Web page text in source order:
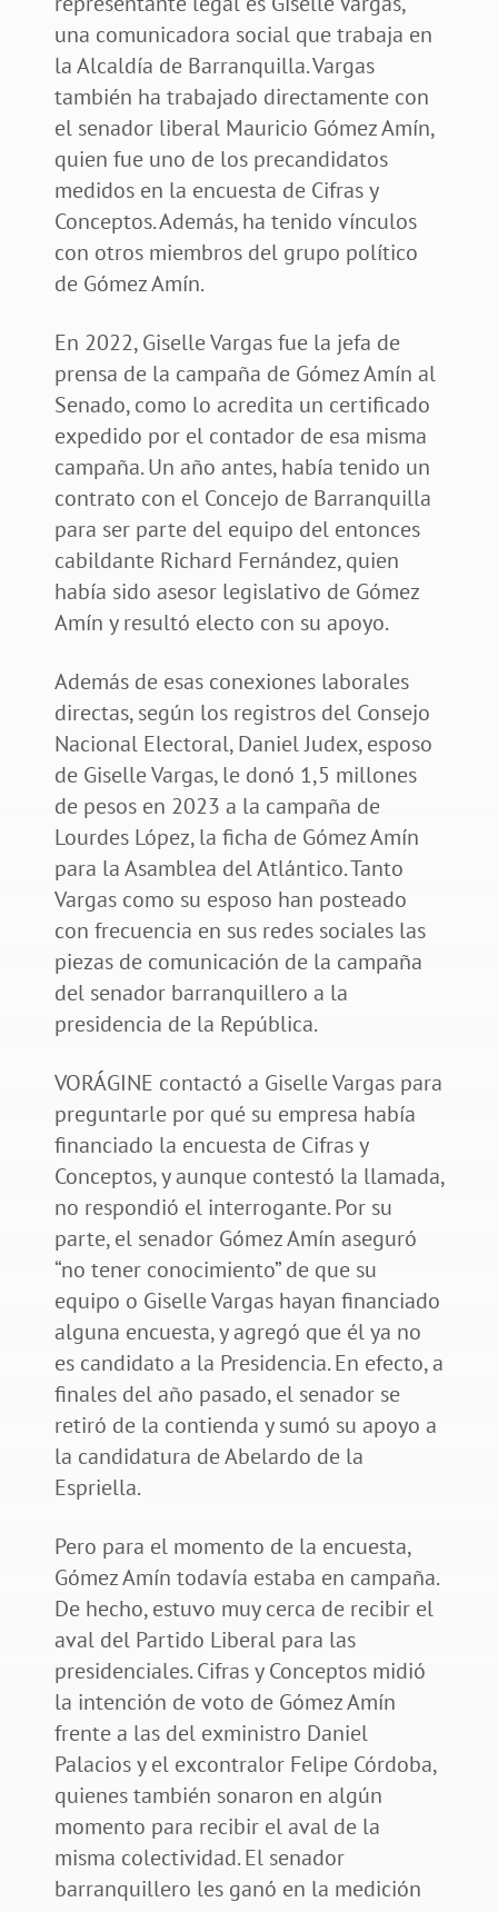
una comunicadora social que trabaja en
la Alcaldía de Barranquilla. Vargas
también ha trabajado directamente con
el senador liberal Mauricio Gómez Amín,
quien fue uno de los precandidatos
medidos en la encuesta de Cifras y
Conceptos. Además, ha tenido vínculos
con otros miembros del grupo político
de Gómez Amín.
En 2022, Giselle Vargas fue la jefa de
prensa de la campaña de Gómez Amín al
Senado, como lo acredita un certificado
expedido por el contador de esa misma
campaña. Un año antes, había tenido un
contrato con el Concejo de Barranquilla
para ser parte del equipo del entonces
cabildante Richard Fernández, quien
había sido asesor legislativo de Gómez
Amín y resultó electo con su apoyo.
Además de esas conexiones laborales
directas, según los registros del Consejo
Nacional Electoral, Daniel Judex, esposo
de Giselle Vargas, le donó 1,5 millones
de pesos en 2023 a la campaña de
Lourdes López, la ficha de Gómez Amín
para la Asamblea del Atlántico. Tanto
Vargas como su esposo han posteado
con frecuencia en sus redes sociales las
piezas de comunicación de la campaña
del senador barranquillero a la
presidencia de la República.
VORÁGINE contactó a Giselle Vargas para
preguntarle por qué su empresa había
financiado la encuesta de Cifras y
Conceptos, y aunque contestó la llamada,
no respondió el interrogante. Por su
parte, el senador Gómez Amín aseguró
“no tener conocimiento” de que su
equipo o Giselle Vargas hayan financiado
alguna encuesta, y agregó que él ya no
es candidato a la Presidencia. En efecto, a
finales del año pasado, el senador se
retiró de la contienda y sumó su apoyo a
la candidatura de Abelardo de la
Espriella.
Pero para el momento de la encuesta,
Gómez Amín todavía estaba en campaña.
De hecho, estuvo muy cerca de recibir el
aval del Partido Liberal para las
presidenciales. Cifras y Conceptos midió
la intención de voto de Gómez Amín
frente a las del exministro Daniel
Palacios y el excontralor Felipe Córdoba,
quienes también sonaron en algún
momento para recibir el aval de la
misma colectividad. El senador
barranquillero les ganó en la medición